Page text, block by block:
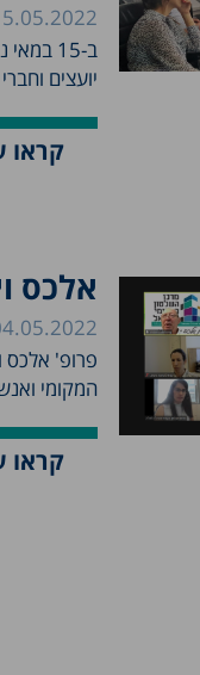
ב-15
יועצים
קראו
אלכס
פרופ' אלכס
המקומי
קראו